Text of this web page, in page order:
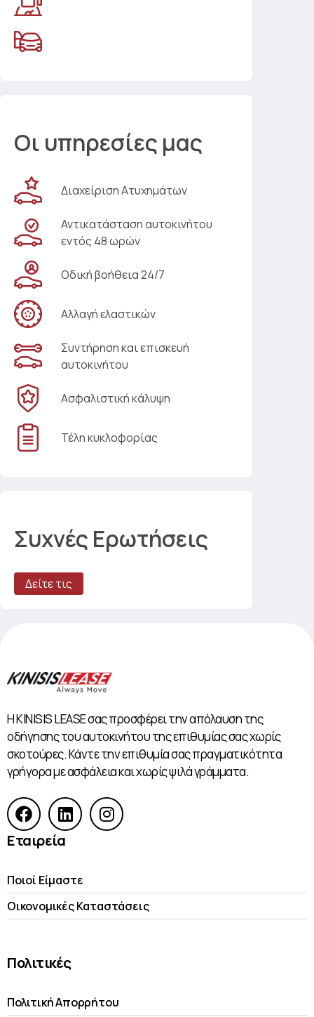
Οι υπηρεσίες μας
Διαχείριση Ατυχημάτων
Αντικατάσταση αυτοκινήτου
εντός 48 ωρών
Οδική βοήθεια 24/7
Αλλαγή ελαστικών
Συντήρηση και επισκευή
αυτοκινήτου
Ασφαλιστική κάλυψη
Τέλη κυκλοφορίας
Συχνές Ερωτήσεις
Δείτε τις
Η KINISIS LEASE σας προσφέρει την απόλαυση της
οδήγησης του αυτοκινήτου της επιθυμίας σας χωρίς
σκοτούρες. Κάντε την επιθυμία σας πραγματικότητα
γρήγορα με ασφάλεια και χωρίς ψιλά γράμματα.
Εταιρεία
Ποιοί Είμαστε
Οικονομικές Kαταστάσεις
Πολιτικές
Πολιτική Απορρήτου